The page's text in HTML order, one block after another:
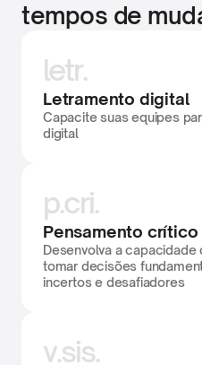
tempos de
letr.
Letramento digital
Capacite suas equipes
digital
v.sis.
p.cri.
Pensamento crítico
Desenvolva a capacidade
tomar decisões
incertos e desafiadores